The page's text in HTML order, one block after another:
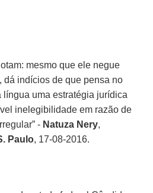
mesmo que ele negue
dá indícios de que pensa no
língua uma estratégia jurídica
inelegibilidade em razão de
- Natuza Nery,
Paulo, 17-08-2016.